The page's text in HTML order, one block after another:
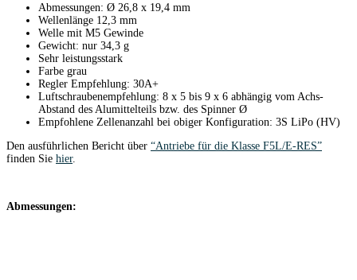
Abmessungen: Ø 26,8 x 19,4 mm
Wellenlänge 12,3 mm
Welle mit M5 Gewinde
Gewicht: nur 34,3 g
Sehr leistungsstark
Farbe grau
Regler Empfehlung: 30A+
Luftschraubenempfehlung: 8 x 5 bis 9 x 6 abhängig vom Achs-
Abstand des Alumittelteils bzw. des Spinner Ø
Empfohlene Zellenanzahl bei obiger Konfiguration: 3S LiPo (HV)
Den ausführlichen Bericht über “Antriebe für die Klasse F5L/E-RES”
finden Sie hier.
Abmessungen: